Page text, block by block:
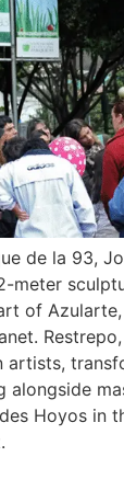
de la 93,
meter
of
artists,
Hoyos in